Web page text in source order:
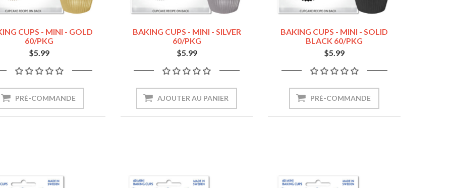
CUPS - MINI - GOLD
60/PKG
$5.99
BAKING CUPS - MINI - SILVER
60/PKG
$5.99
BAKING CUPS - MINI - SOLID
BLACK 60/PKG
$5.99